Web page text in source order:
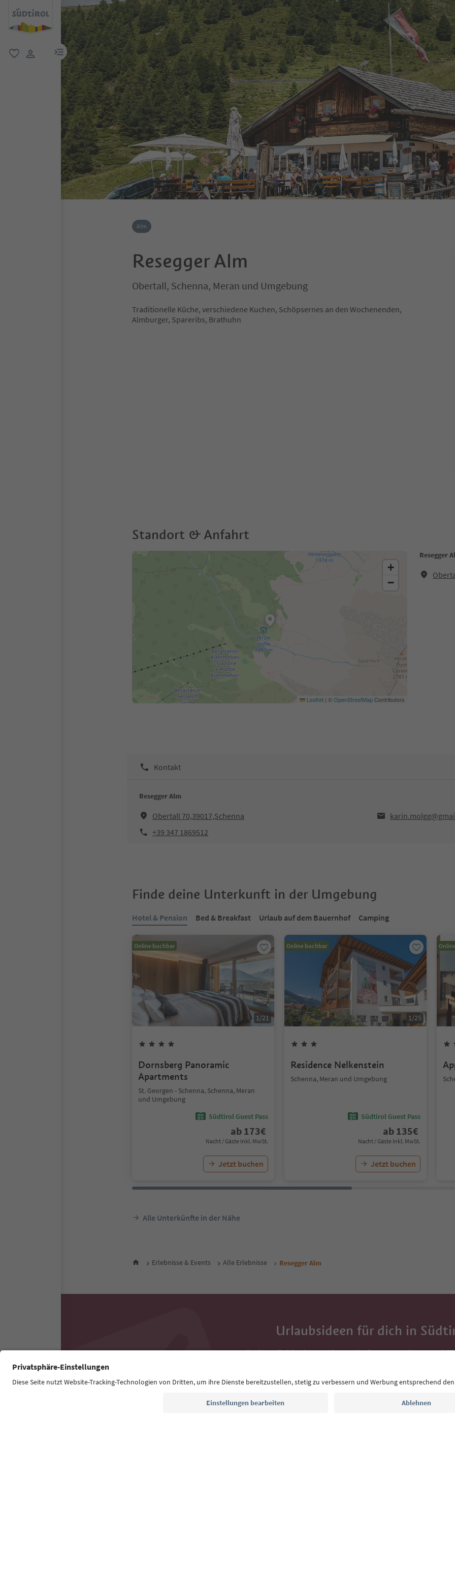
menu link
Alm
Resegger Alm
Obertall, Schenna, Meran und Umgebung
Traditionelle Küche, verschiedene Kuchen, Schöpsernes an den Wochenenden,
Almburger, Spareribs, Brathuhn
Standort & Anfahrt
Resegger
+
−
Leaflet | ©OpenStreetMapContributors
Kontakt
Resegger Alm
Obertall 70,39017,Schenna
+39 347 1869512
Finde deine Unterkunft in der Umgebung
Hotel & Pension Bed & Breakfast Urlaub auf dem Bauernhof Camping
Online buchbar
1/21
Dornsberg Panoramic
Apartments
St. Georgen - Schenna, Schenna, Meran
und Umgebung
Südtirol Guest Pass
ab 173€
Nacht / Gäste Inkl. MwSt.
Jetzt buchen
Online buchbar
1/25
Residence Nelkenstein
Schenna, Meran und Umgebung
Südtirol Guest Pass
ab 135€
Nacht / Gäste Inkl. MwSt.
Jetzt buchen
Alle Unterkünfte in der Nähe
Erlebnisse & Events Alle Erlebnisse Resegger Alm
Urlaubsideen für dich in
Mit der Südtirol-Newsletter bekommst du
Postfach.